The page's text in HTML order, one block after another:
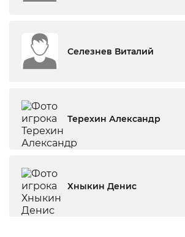
Селезнев Виталий
Терехин Александр
Хныкин Денис